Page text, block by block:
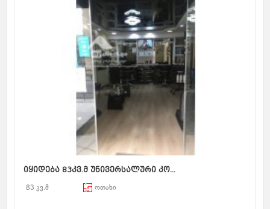
იყიდება 83კვ.მ უნივერსალური კო...
83 კვ.მ ოთახი